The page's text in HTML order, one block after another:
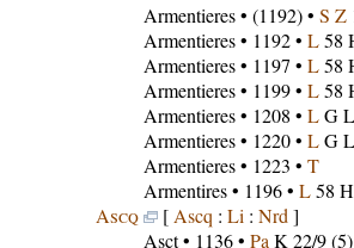
Armentieres• (1192) • S Z
Armentieres• 1192 • L58
Armentieres• 1197 • L58
Armentieres• 1199 • L58
Armentieres• 1208 • LG L
Armentieres• 1220 • LG L
Armentieres• 1223 • T
Armentires• 1196 • L58
Ascq
[ Ascq : Li : Nrd ]
Asct• 1136 • Pa K 22/9 (5)